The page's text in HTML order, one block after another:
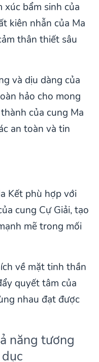
xúc bẩm sinh của
kiên nhẫn của Ma
thân thiết sâu
và dịu dàng của
hảo cho mong
của cung Ma
an toàn và tin
Kết phù hợp với
cung Cự Giải, tạo
mẽ trong mối
về mặt tinh thần
quyết tâm của
nhau đạt được
năng tương